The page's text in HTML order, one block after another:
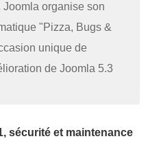
Joomla organise son
"Pizza, Bugs &
unique de
de Joomla 5.3
sécurité et maintenance